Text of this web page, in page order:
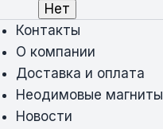
Контакты
О компании
Доставка и оплата
Неодимовые магниты
Новости